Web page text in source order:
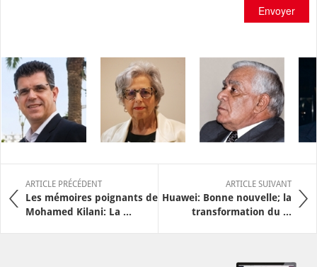
Envoyer
ARTICLE PRÉCÉDENT
Les mémoires poignants de
Mohamed Kilani: La ...
ARTICLE SUIVANT
Huawei: Bonne nouvelle; la
transformation du ...